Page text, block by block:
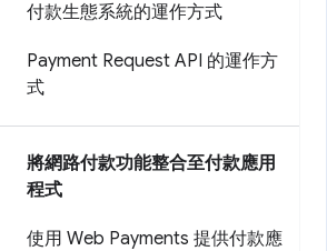
付款生態系統的運作方式
Payment Request API 的運作方
式
將網路付款功能整合至付款應用
程式
使用 Web Payments 提供付款應